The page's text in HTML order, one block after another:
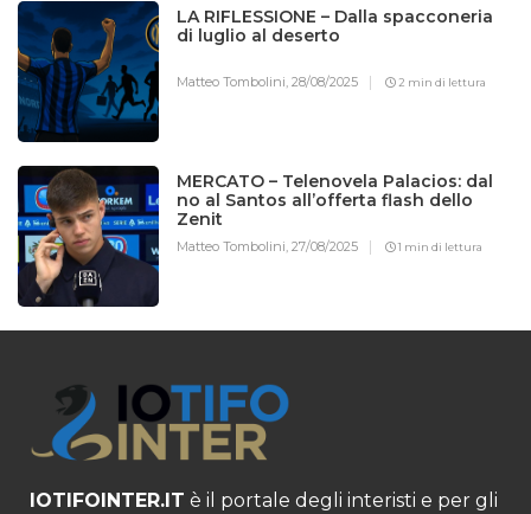
LA RIFLESSIONE – Dalla spacconeria
di luglio al deserto
Matteo Tombolini,28/08/2025 2 min di lettura
MERCATO – Telenovela Palacios: dal
no al Santos all’offerta flash dello
Zenit
Matteo Tombolini,27/08/2025 1 min di lettura
IOTIFOINTER.IT è il portale degli interisti e per gli